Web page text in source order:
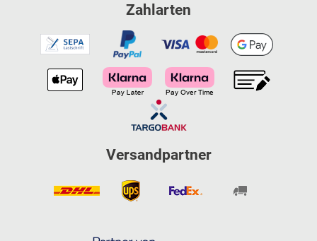
Zahlarten
Versandpartner